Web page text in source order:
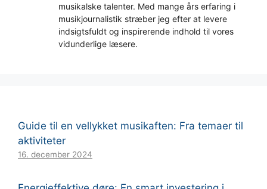
musikalske talenter. Med mange års erfaring i
musikjournalistik stræber jeg efter at levere
indsigtsfuldt og inspirerende indhold til vores
vidunderlige læsere.
Guide til en vellykket musikaften: Fra temaer til
aktiviteter
16. december 2024